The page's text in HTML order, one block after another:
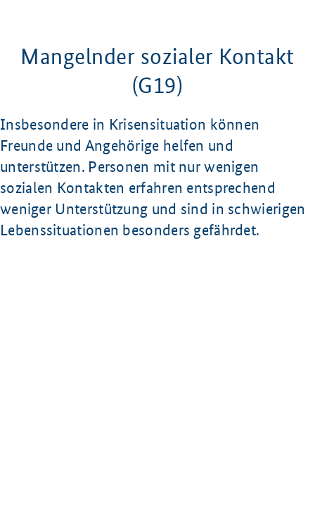
Mangelnder sozialer Kontakt
(G19)
Insbesondere in Krisensituation können
Freunde und Angehörige helfen und
unterstützen. Personen mit nur wenigen
sozialen Kontakten erfahren entsprechend
weniger Unterstützung und sind in schwierigen
Lebenssituationen besonders gefährdet.